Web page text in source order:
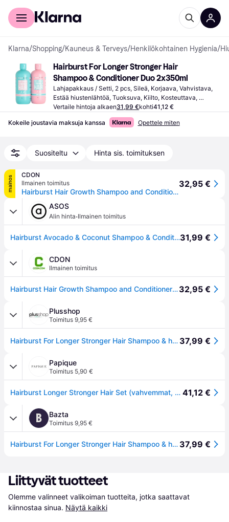
Kuluttajille
Klarna/Shopping/Kauneus & Terveys/Henkilökohtainen Hygienia/
Hairburst For Longer Stronger Hair
Shampoo & Conditioner Duo 2x350ml
Lahjapakkaus / Setti, 2 pcs, Sileä, Korjaava, Vahvistava,
Estää hiustenlähtöä, Tuoksuva, Kiilto, Kosteuttava,
Ravitseva, Pehmentävä, Paksuntava, Tuuheuttava,
Silikoniton, Proteiini, Vitamiinit, Sulfaatiton, Parabeeniton
Vertaile hintoja alkaen31,99 €kohti41,12 €
Kokeile joustavia maksuja kanssa Opettele miten
Suositeltu Hinta sis. toimituksen
mainos
CDON
Ilmainen toimitus
Hairburst Hair Growth Shampoo and Conditioner Set for Women - Vegan Anti Hair Loss and Thinning Hair Treatment - Healthy Hair Growth Boost - Grow G...
32,95 €
ASOS
Alin hinta·Ilmainen toimitus
Hairburst Avocado & Coconut Shampoo & Conditioner Set-No colour31,99 €
CDON
Ilmainen toimitus
Hairburst Hair Growth Shampoo and Conditioner Set for Women - Vegan Anti Hair Loss and Thinning Hair Treatment - Healthy Hair Growth Boost - Grow G...32,95 €
Plusshop
Toimitus 9,95 €
Hairburst For Longer Stronger Hair Shampoo & hoitoaine - 2 x 350 ml 37,99 €
Papique
Toimitus 5,90 €
Hairburst Longer Stronger Hair Set (vahvemmat, kiiltävämmät hiukset) 41,12 €
B Bazta
Toimitus 9,95 €
Hairburst For Longer Stronger Hair Shampoo & hoitoaine - 2 x 350 ml 37,99 €
Liittyvät tuotteet
Olemme valinneet valikoiman tuotteita, jotka saattavat
kiinnostaa sinua. Näytä kaikki